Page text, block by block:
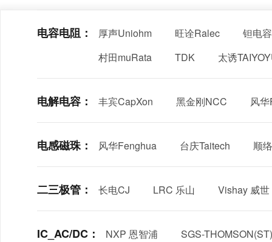
电容电阻： 厚声Uniohm 旺诠Ralec
钽电
村田muRata
TDK 太诱
电解电容： 丰宾CapXon 黑金刚NCC 风
电感磁珠： 风华Fenghua 台庆Taitech 顺
二三极管： 长电CJ LRC 乐山 Vishay 威世
IC_AC/DC： NXP 恩智浦 SGS-